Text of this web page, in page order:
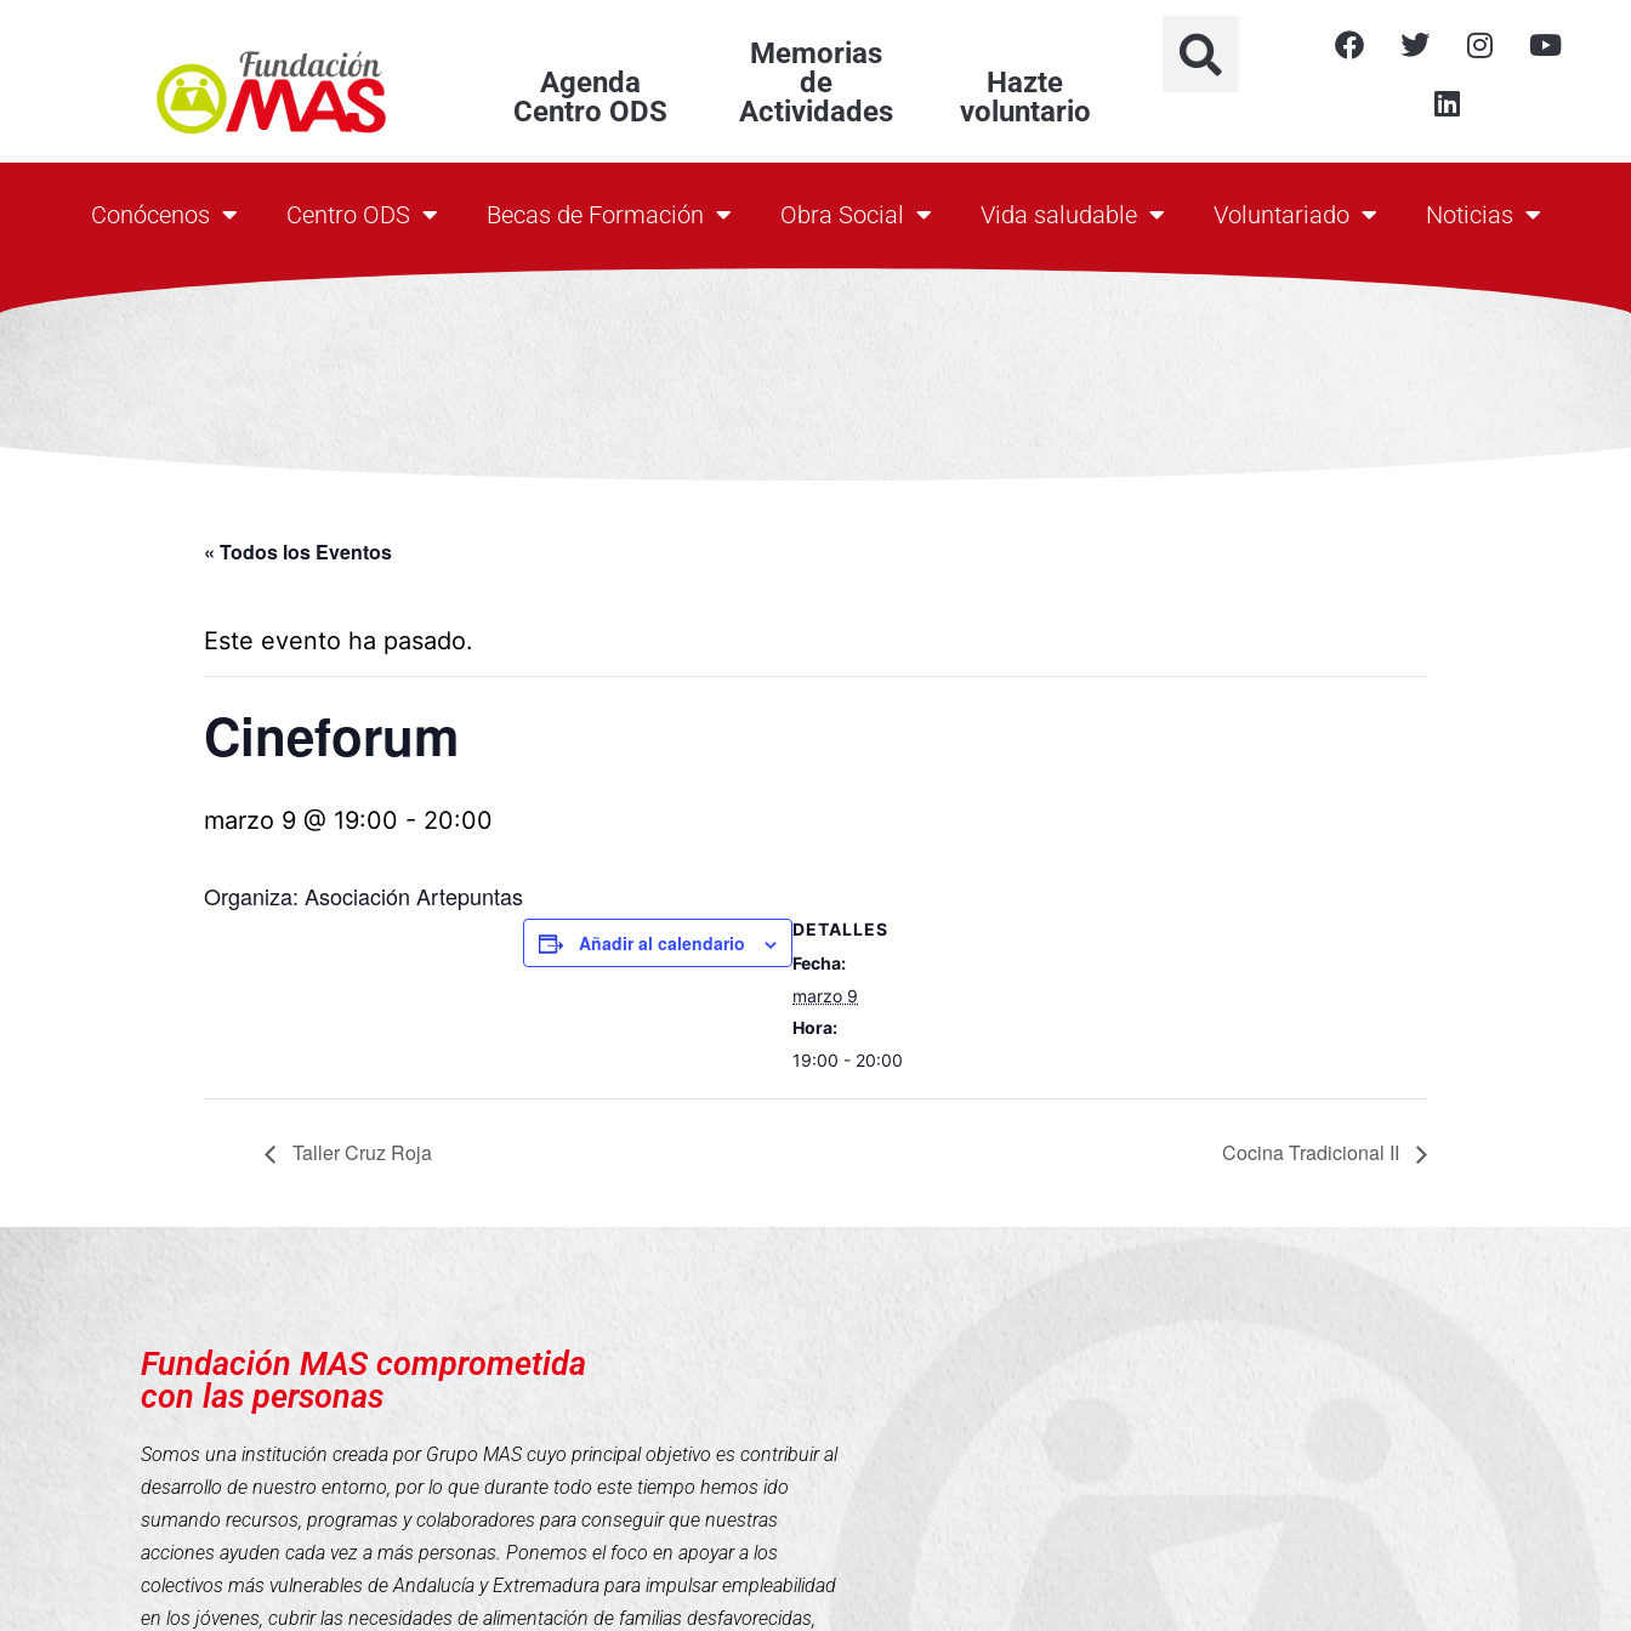
Agenda
Centro ODS
Memorias
de
Actividades
Hazte
voluntario
Conócenos Centro ODS Becas de Formación Obra Social Vida saludable Voluntariado Noticias
« Todos los Eventos
Este evento ha pasado.
Cineforum
marzo 9 @ 19:00 - 20:00
Organiza: Asociación Artepuntas
Añadir al calendario
DETALLES
Fecha:
marzo 9
Hora:
19:00 - 20:00
Taller Cruz Roja Cocina Tradicional II
Fundación MAS comprometida
con las personas
Somos una institución creada por Grupo MAS cuyo principal objetivo es contribuir al
desarrollo de nuestro entorno, por lo que durante todo este tiempo hemos ido
sumando recursos, programas y colaboradores para conseguir que nuestras
acciones ayuden cada vez a más personas. Ponemos el foco en apoyar a los
colectivos más vulnerables de Andalucía y Extremadura para impulsar empleabilidad
en los jóvenes, cubrir las necesidades de alimentación de familias desfavorecidas,